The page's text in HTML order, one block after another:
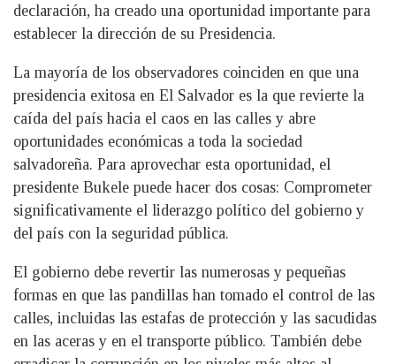
declaración, ha creado una oportunidad importante para
establecer la dirección de su Presidencia.
La mayoría de los observadores coinciden en que una
presidencia exitosa en El Salvador es la que revierte la
caída del país hacia el caos en las calles y abre
oportunidades económicas a toda la sociedad
salvadoreña. Para aprovechar esta oportunidad, el
presidente Bukele puede hacer dos cosas: Comprometer
significativamente el liderazgo político del gobierno y
del país con la seguridad pública.
El gobierno debe revertir las numerosas y pequeñas
formas en que las pandillas han tomado el control de las
calles, incluidas las estafas de protección y las sacudidas
en las aceras y en el transporte público. También debe